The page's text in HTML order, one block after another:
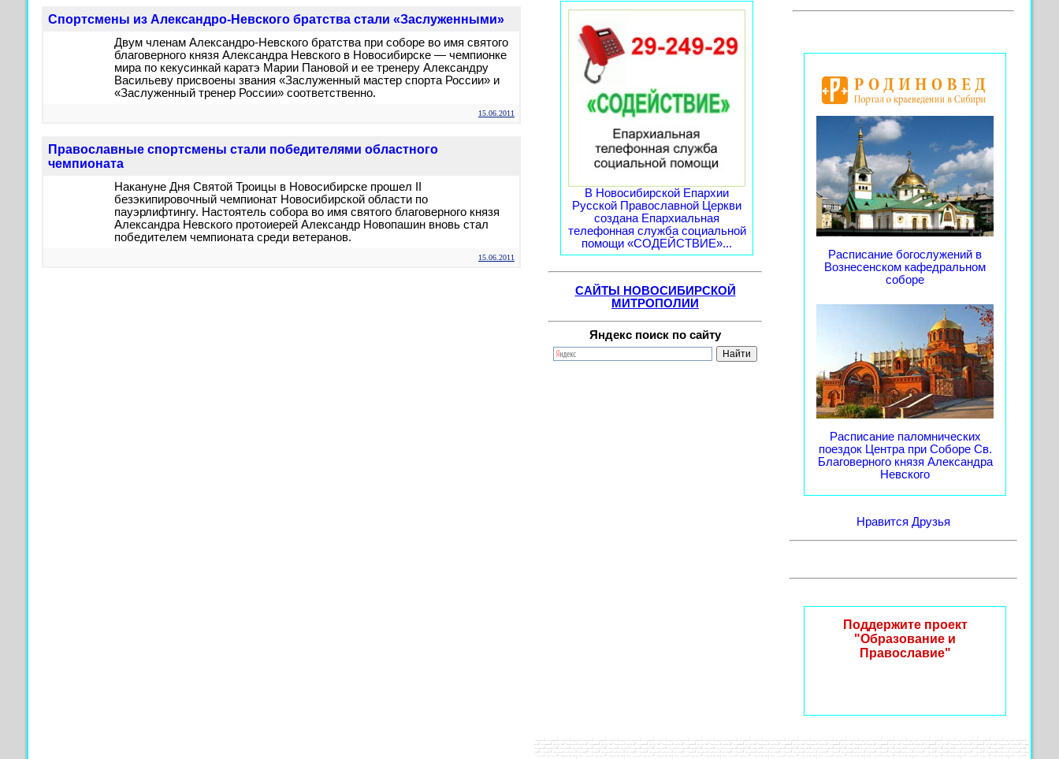
Спортсмены из Александро-Невского братства стали «Заслуженными»
Двум членам Александро-Невского братства при соборе во имя святого
благоверного князя Александра Невского в Новосибирске — чемпионке
мира по кекусинкай каратэ Марии Пановой и ее тренеру Александру
Васильеву присвоены звания «Заслуженный мастер спорта России» и
«Заслуженный тренер России» соответственно.
15.06.2011
Православные спортсмены стали победителями областного
чемпионата
Накануне Дня Святой Троицы в Новосибирске прошел II
безэкипировочный чемпионат Новосибирской области по
пауэрлифтингу. Настоятель собора во имя святого благоверного князя
Александра Невского протоиерей Александр Новопашин вновь стал
победителем чемпионата среди ветеранов.
15.06.2011
В Новосибирской Епархии
Русской Православной Церкви
создана Епархиальная
телефонная служба социальной
помощи «СОДЕЙСТВИЕ»...
САЙТЫ НОВОСИБИРСКОЙ
МИТРОПОЛИИ
Яндекс поиск по сайту
Расписание богослужений в
Вознесенском кафедральном
соборе
Расписание паломнических
поездок Центра при Соборе Св.
Благоверного князя Александра
Невского
Нравится Друзья
Поддержите проект
"Образование и
Православие"